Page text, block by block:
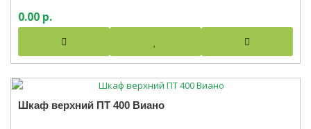
0.00 р.
Шкаф верхний ПТ 400 Виано